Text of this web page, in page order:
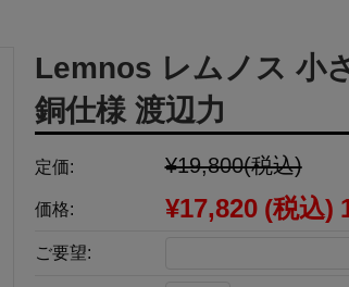
Lemnos レムノス 小
銅仕様 渡辺力
定価: ¥19,800(税込)
価格: ¥17,820 (税込)
ご要望: